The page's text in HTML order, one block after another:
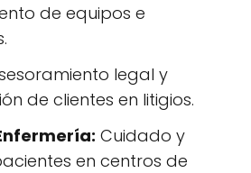
de equipos e
legal y
de clientes en litigios.
Cuidado y
en centros de